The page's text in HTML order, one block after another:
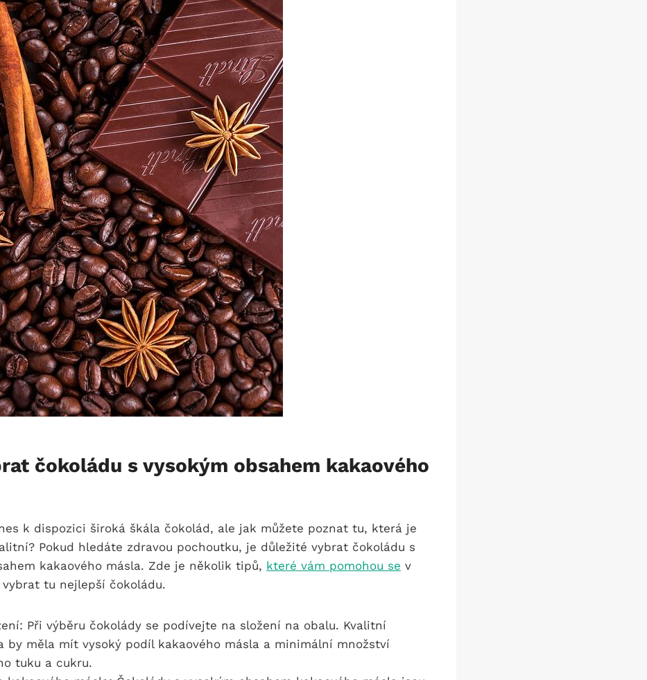
čokoládu s vysokým obsahem kakaového
k dispozici široká škála čokolád, ale jak můžete poznat tu, která je
Pokud hledáte zdravou pochoutku, je důležité vybrat čokoládu s
kakaového másla. Zde je několik tipů, které vám pomohou se v
tu nejlepší čokoládu.
Při výběru čokolády se podívejte na složení na obalu. Kvalitní
by měla mít vysoký podíl kakaového másla a minimální množství
tuku a cukru.